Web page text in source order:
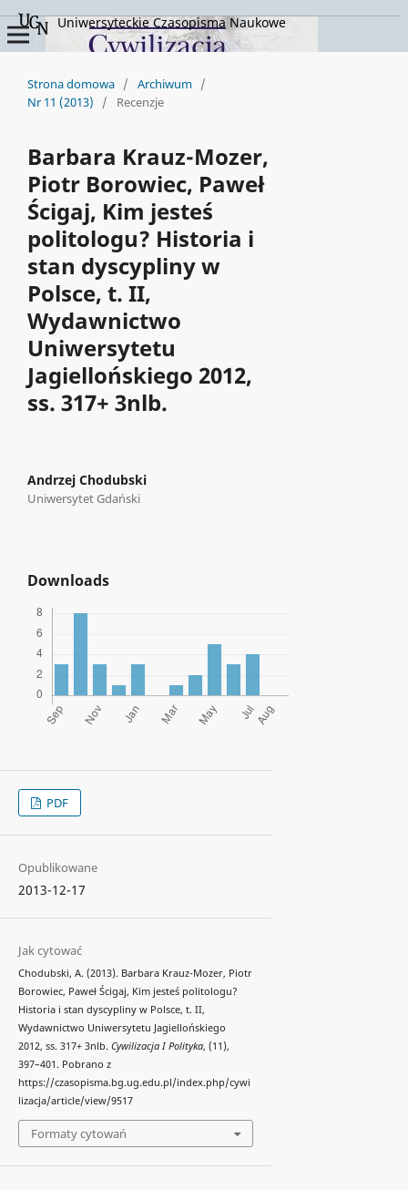
Uniwersyteckie Czasopisma Naukowe
Strona domowa / Archiwum /
Nr 11 (2013)
/ Recenzje
Barbara Krauz-Mozer,
Piotr Borowiec, Paweł
Ścigaj, Kim jesteś
politologu? Historia i
stan dyscypliny w
Polsce, t. II,
Wydawnictwo
Uniwersytetu
Jagiellońskiego 2012,
ss. 317+ 3nlb.
Andrzej Chodubski
Uniwersytet Gdański
Downloads
PDF
Opublikowane
2013-12-17
Jak cytować
Chodubski, A. (2013). Barbara Krauz-Mozer, Piotr
Borowiec, Paweł Ścigaj, Kim jesteś politologu?
Historia i stan dyscypliny w Polsce, t. II,
Wydawnictwo Uniwersytetu Jagiellońskiego
2012, ss. 317+ 3nlb. Cywilizacja I Polityka, (11),
397–401. Pobrano z
https://czasopisma.bg.ug.edu.pl/index.php/cywi
lizacja/article/view/9517
Formaty cytowań